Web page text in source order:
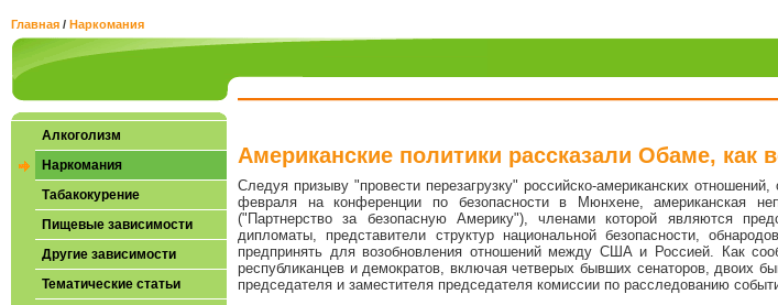
Главная / Наркомания
Алкоголизм
Наркомания
Табакокурение
Пищевые зависимости
Другие зависимости
Тематические статьи
Американские политики рассказали Обаме, как
Следуя призыву "провести перезагрузку" российско-американских
февраля на конференции по безопасности в Мюнхене, американская
("Партнерство за безопасную Америку"), членами которой являются
дипломаты, представители структур национальной безопасности,
предпринять для возобновления отношений между США и Россией. Как
республиканцев и демократов, включая четверых бывших сенаторов, двоих
председателя и заместителя председателя комиссии по расследованию